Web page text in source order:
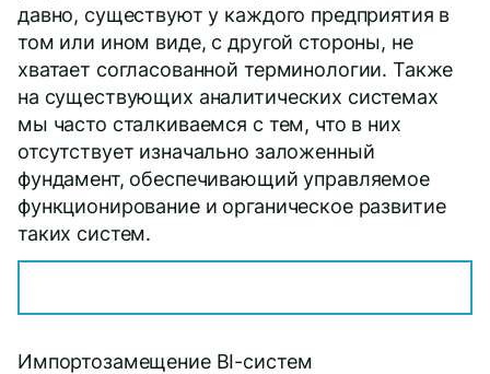
давно, существуют у каждого предприятия в
том или ином виде, с другой стороны, не
хватает согласованной терминологии. Также
на существующих аналитических системах
мы часто сталкиваемся с тем, что в них
отсутствует изначально заложенный
фундамент, обеспечивающий управляемое
функционирование и органическое развитие
таких систем.
Импортозамещение BI-систем